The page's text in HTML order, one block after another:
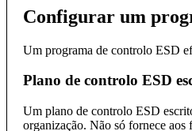
Configurar um
Um programa de controlo ESD
Plano de controlo ESD
Um plano de controlo ESD
organização. Não só fornece aos